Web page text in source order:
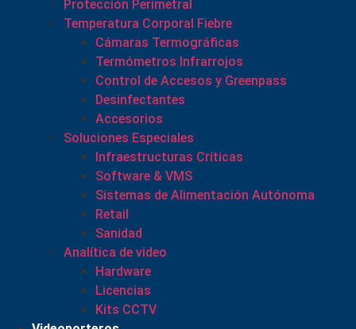
Protección Perimetral
Temperatura Corporal Fiebre
Cámaras Termográficas
Termómetros Infrarrojos
Control de Accesos y Greenpass
Desinfectantes
Accesorios
Soluciones Especiales
Infraestructuras Críticas
Software & VMS
Sistemas de Alimentación Autónoma
Retail
Sanidad
Analítica de video
Hardware
Licencias
Kits CCTV